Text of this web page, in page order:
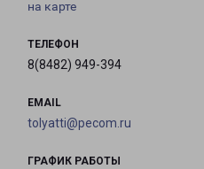
на карте
ТЕЛЕФОН
8(8482) 949-394
EMAIL
tolyatti@pecom.ru
ГРАФИК РАБОТЫ